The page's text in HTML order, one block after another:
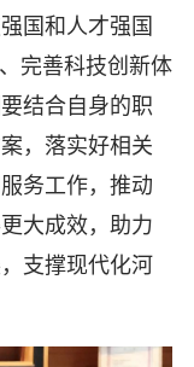
国和人才强国
完善科技创新体
结合自身的职
，落实好相关
务工作，推动
大成效，助力
支撑现代化河